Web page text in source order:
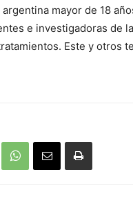
mayor de 18
e investigadoras de
Este y otros